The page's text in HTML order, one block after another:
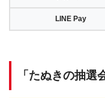
LINE Pay
「たぬきの抽